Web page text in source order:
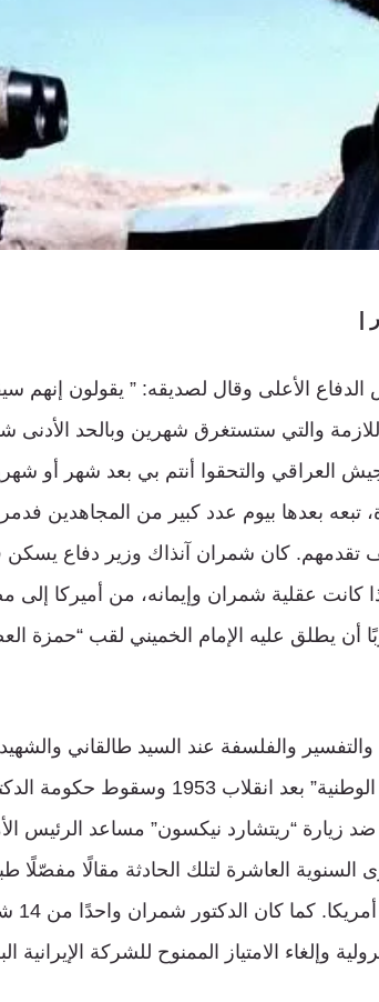
|
الأعلى وقال لصديقه: ” يقولون إنهم
والتي ستستغرق شهرين وبالحد الأدنى
العراقي والتحقوا أنتم بي بعد شهر أو
تبعه بعدها بيوم عدد كبير من المجاهدين
تقدمهم. كان شمران آنذاك وزير دفاع
كانت عقلية شمران وإيمانه، من أميركا إلى
أن يطلق عليه الإمام الخميني لقب “حمزة
التحق بلجنة “حركة المقاومة الوطنية”
ضد زيارة “ريتشارد نيكسون” مساعد الرئيس
العاشرة لتلك الحادثة مقالًا مفصّلًا
وإلغاء الامتياز الممنوح للشركة الإيرانية